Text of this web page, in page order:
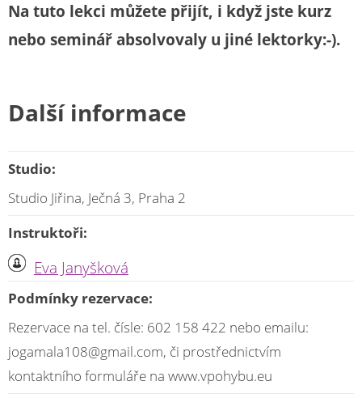
Na tuto lekci můžete přijít, i když jste kurz
nebo seminář absolvovaly u jiné lektorky:-).
Další informace
Studio:
Studio Jiřina, Ječná 3, Praha 2
Instruktoři:
Eva Janyšková
Podmínky rezervace:
Rezervace na tel. čísle: 602 158 422 nebo emailu:
jogamala108@gmail.com, či prostřednictvím
kontaktního formuláře na www.vpohybu.eu